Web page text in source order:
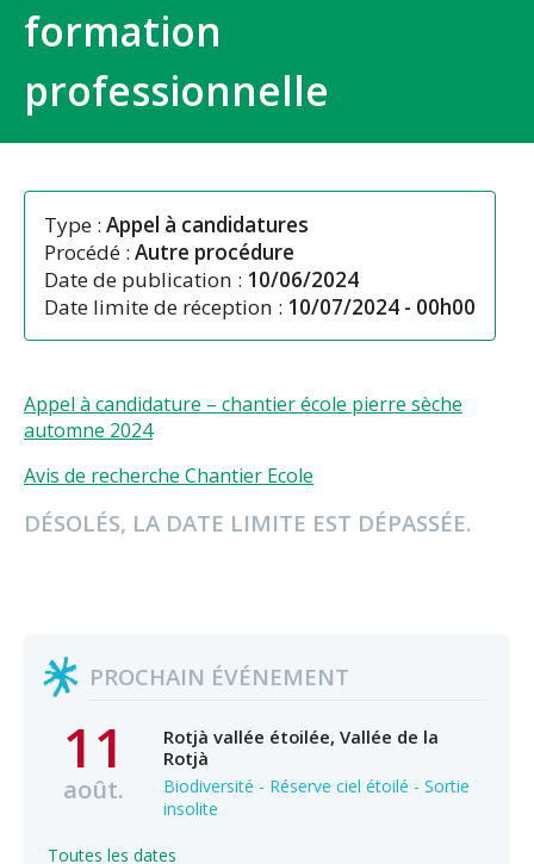
formation
professionnelle
Type : Appel à candidatures
Procédé : Autre procédure
Date de publication : 10/06/2024
Date limite de réception : 10/07/2024 - 00h00
Appel à candidature – chantier école pierre sèche
automne 2024
Avis de recherche Chantier Ecole
DÉSOLÉS, LA DATE LIMITE EST DÉPASSÉE.
PROCHAIN ÉVÉNEMENT
11
août.
Rotjà vallée étoilée, Vallée de la
Rotjà
Biodiversité - Réserve ciel étoilé - Sortie
insolite
Toutes les dates